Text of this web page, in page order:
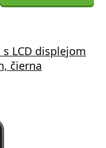
s LCD displejom
čierna